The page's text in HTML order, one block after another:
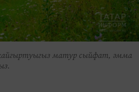
матур сыйфат, әмма